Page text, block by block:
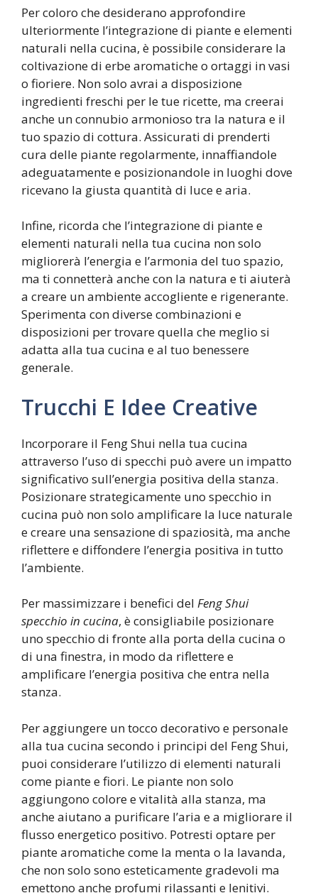
Per coloro che desiderano approfondire
ulteriormente l’integrazione di piante e elementi
naturali nella cucina, è possibile considerare la
coltivazione di erbe aromatiche o ortaggi in vasi
o fioriere. Non solo avrai a disposizione
ingredienti freschi per le tue ricette, ma creerai
anche un connubio armonioso tra la natura e il
tuo spazio di cottura. Assicurati di prenderti
cura delle piante regolarmente, innaffiandole
adeguatamente e posizionandole in luoghi dove
ricevano la giusta quantità di luce e aria.
Infine, ricorda che l’integrazione di piante e
elementi naturali nella tua cucina non solo
migliorerà l’energia e l’armonia del tuo spazio,
ma ti connetterà anche con la natura e ti aiuterà
a creare un ambiente accogliente e rigenerante.
Sperimenta con diverse combinazioni e
disposizioni per trovare quella che meglio si
adatta alla tua cucina e al tuo benessere
generale.
Trucchi E Idee Creative
Incorporare il Feng Shui nella tua cucina
attraverso l’uso di specchi può avere un impatto
significativo sull’energia positiva della stanza.
Posizionare strategicamente uno specchio in
cucina può non solo amplificare la luce naturale
e creare una sensazione di spaziosità, ma anche
riflettere e diffondere l’energia positiva in tutto
l’ambiente.
Per massimizzare i benefici del Feng Shui
specchio in cucina, è consigliabile posizionare
uno specchio di fronte alla porta della cucina o
di una finestra, in modo da riflettere e
amplificare l’energia positiva che entra nella
stanza.
Per aggiungere un tocco decorativo e personale
alla tua cucina secondo i principi del Feng Shui,
puoi considerare l’utilizzo di elementi naturali
come piante e fiori. Le piante non solo
aggiungono colore e vitalità alla stanza, ma
anche aiutano a purificare l’aria e a migliorare il
flusso energetico positivo. Potresti optare per
piante aromatiche come la menta o la lavanda,
che non solo sono esteticamente gradevoli ma
emettono anche profumi rilassanti e lenitivi.